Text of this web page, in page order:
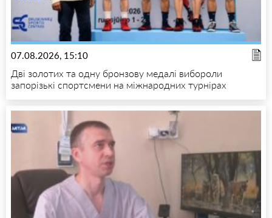
07.08.2026, 15:10
Дві золотих та одну бронзову медалі вибороли
запорізькі спортсмени на міжнародних турнірах